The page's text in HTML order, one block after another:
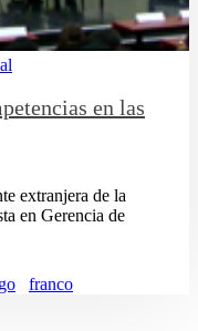
en las
extranjera de la
en Gerencia de
franco